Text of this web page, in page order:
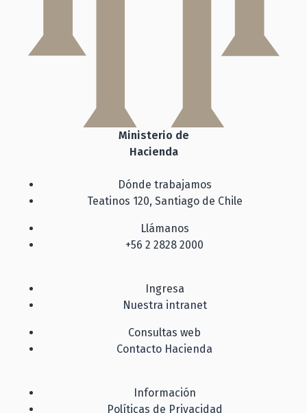
Ministerio de
Hacienda
Dónde trabajamos
Teatinos 120, Santiago de Chile
Llámanos
+56 2 2828 2000
Ingresa
Nuestra intranet
Consultas web
Contacto Hacienda
Información
Políticas de Privacidad